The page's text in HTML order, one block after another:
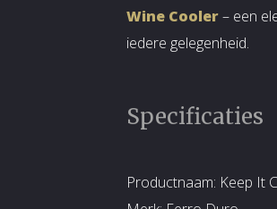
Wine Cooler– een
iedere gelegenheid.
Specificaties
Productnaam: Keep It